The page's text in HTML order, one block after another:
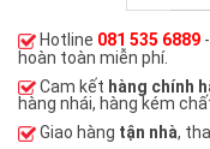
Hotline 081 535 6889 -
hoàn toàn miễn phí.
Cam kết hàng chính
hàng nhái, hàng kém
Giao hàng tận nhà,